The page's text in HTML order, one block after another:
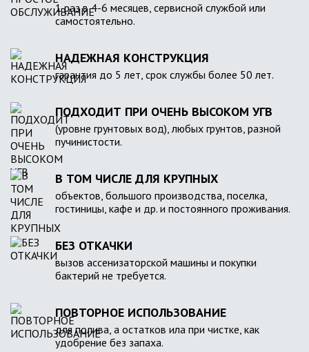
1 раз в 4-6 месяцев, сервисной службой или
самостоятельно.
НАДЕЖНАЯ КОНСТРУКЦИЯ
гарантия до 5 лет, срок службы более 50 лет.
ПОДХОДИТ ПРИ ОЧЕНЬ ВЫСОКОМ УГВ
(уровне грунтовых вод), любых грунтов, разной
пучинистости.
В ТОМ ЧИСЛЕ ДЛЯ КРУПНЫХ
объектов, большого производства, поселка,
гостиницы, кафе и др. и постоянного проживания.
БЕЗ ОТКАЧКИ
вызов ассенизаторской машины и покупки
бактерий не требуется.
ПОВТОРНОЕ ИСПОЛЬЗОВАНИЕ
для полива, а остатков ила при чистке, как
удобрение без запаха.